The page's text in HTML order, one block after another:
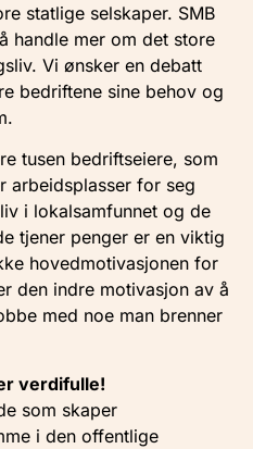
statlige selskaper. SMB
handle mer om det store
Vi ønsker en debatt
bedriftene sine behov og
tusen bedriftseiere, som
arbeidsplasser for seg
i lokalsamfunnet og de
tjener penger er en viktig
hovedmotivasjonen for
den indre motivasjon av å
med noe man brenner
verdifulle!
som skaper
i den offentlige